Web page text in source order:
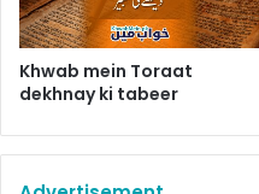
Khwab mein Toraat
dekhnay ki tabeer